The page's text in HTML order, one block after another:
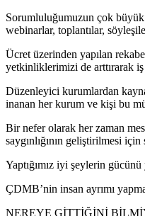
Sorumluluğumuzun çok büyük
webinarlar, toplantılar,
Ücret üzerinden yapılan
yetkinliklerimizi de arttırarak iş
Düzenleyici kurumlardan
inanan her kurum ve kişi bu
Bir nefer olarak her zaman
saygınlığının geliştirilmesi
Yaptığımız iyi şeylerin
ÇDMB’nin insan ayrımı
NEREYE GİTTİĞİNİ